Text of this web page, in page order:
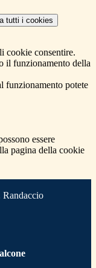
tutti i cookies
cookie consentire.
il funzionamento della
funzionamento potete
essere
pagina della cookie